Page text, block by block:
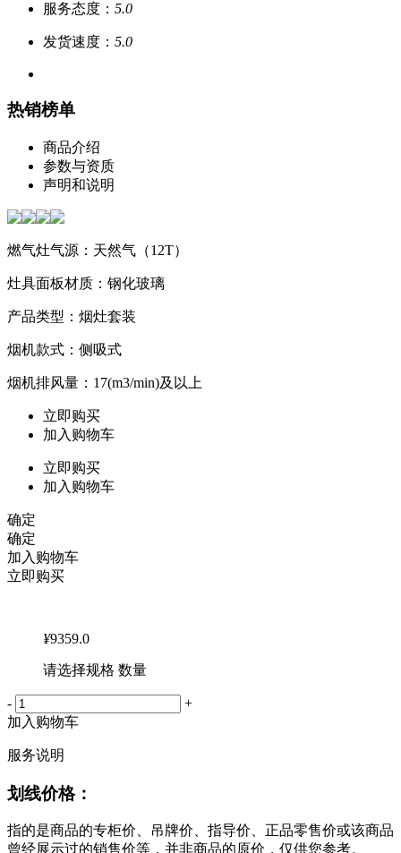
服务态度： 5.0
发货速度： 5.0
热销榜单
商品介绍
参数与资质
声明和说明
燃气灶气源：天然气（12T）
灶具面板材质：钢化玻璃
产品类型：烟灶套装
烟机款式：侧吸式
烟机排风量：17(m3/min)及以上
立即购买
加入购物车
立即购买
加入购物车
确定
确定
加入购物车
立即购买
¥9359.0
请选择规格 数量
-
+
加入购物车
服务说明
划线价格：
指的是商品的专柜价、吊牌价、指导价、正品零售价或该商品
曾经展示过的销售价等，并非商品的原价，仅供您参考。